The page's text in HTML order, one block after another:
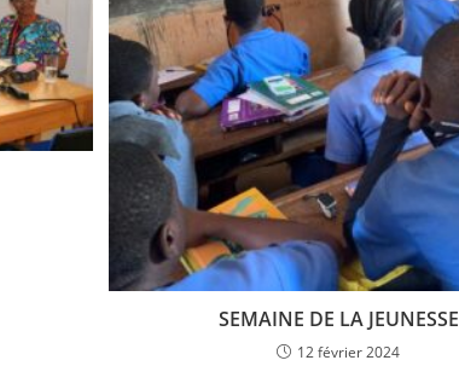
SEMAINE DE LA JEUNESSE
12 février 2024